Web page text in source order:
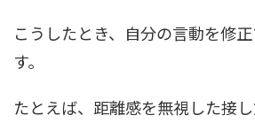
こうしたとき、自分の言動を修
す。
たとえば、距離感を無視した接